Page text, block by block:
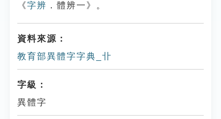
《字辨 ．體辨一》。
資料來源：
教育部異體字字典_卝
字級：
異體字